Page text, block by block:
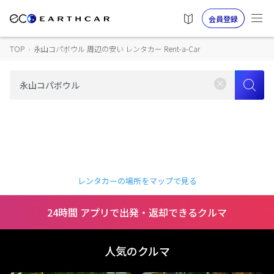
会員登録
TOP › 永山コパボウル 周辺の安い レンタカー Rent-a-Car
レンタカーの場所をマップで見る
24時間 アプリで出発・返却できるクルマ
人気のクルマ